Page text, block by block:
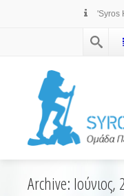
'Syros
Archive: Ιούνιος,